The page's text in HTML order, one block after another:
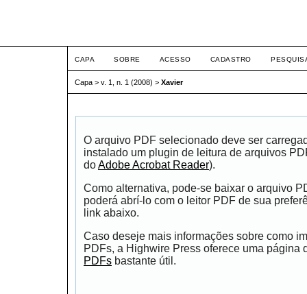
CAPA SOBRE ACESSO CADASTRO
Capa > v. 1, n. 1 (2008) > Xavier
O arquivo PDF selecionado deve ser
instalado um plugin de leitura de arquivos
doAdobe Acrobat Reader).
Como alternativa, pode-se baixar o arquivo
poderá abrí-lo com o leitor PDF de sua
link abaixo.
Caso deseje mais informações sobre como
PDFs, a Highwire Press oferece uma página
PDFs bastante útil.